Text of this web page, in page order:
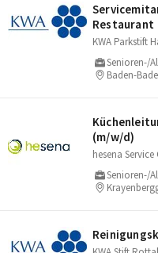
Restaurant
KWA Parkstift
Senioren-/
Baden-
(m/​w/​d)
hesena Service
Senioren-/